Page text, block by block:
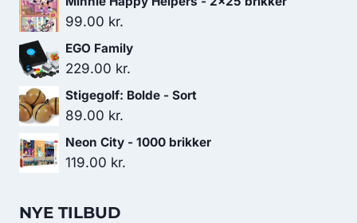
99.00 kr.
EGO Family
229.00 kr.
Stigegolf: Bolde - Sort
89.00 kr.
Neon City - 1000 brikker
119.00 kr.
NYE TILBUD